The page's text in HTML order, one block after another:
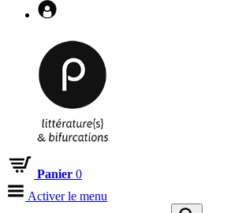
Panier 0
Activer le menu